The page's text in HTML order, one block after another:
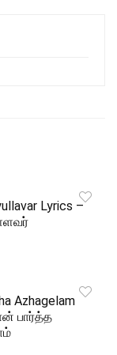
Lyrics –
Azhagelam
பார்த்த